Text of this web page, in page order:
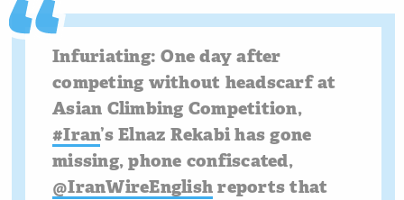
Infuriating: One day after
competing without headscarf at
Asian Climbing Competition,
#Iran’s Elnaz Rekabi has gone
missing, phone confiscated,
@IranWireEnglish reports that